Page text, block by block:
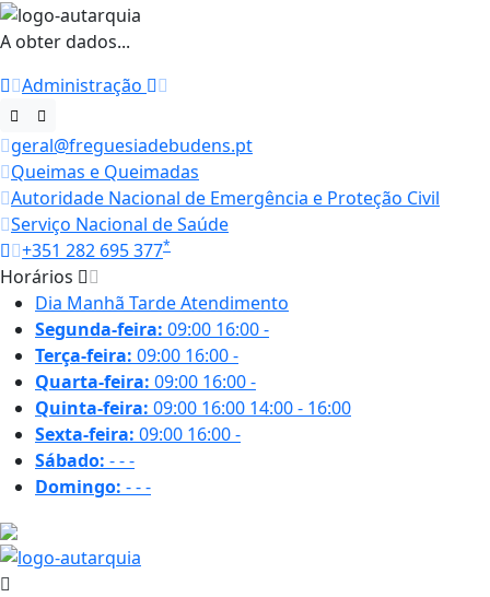
A obter dados...
Administração
geral@freguesiadebudens.pt
Queimas e Queimadas
Autoridade Nacional de Emergência e Proteção Civil
Serviço Nacional de Saúde
+351 282 695 377*
Horários
Dia Manhã TardeAtendimento
Segunda-feira: 09:00 16:00-
Terça-feira: 09:00 16:00-
Quarta-feira: 09:00 16:00-
Quinta-feira: 09:00 16:00 14:00 - 16:00
Sexta-feira: 09:00 16:00-
Sábado: ---
Domingo: ---